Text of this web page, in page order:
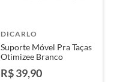
DICARLO
Suporte Móvel Pra Taças
Otimizee Branco
R$ 39,90